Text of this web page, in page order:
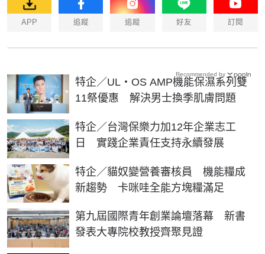
APP 追蹤 追蹤 好友 訂閱
特企／UL・OS AMP機能保濕系列雙
11祭優惠 解決男士換季肌膚問題
特企／台灣保樂力加12年企業志工
日 實踐企業責任支持永續發展
特企／貓奴變營養審核員 機能糧成
新趨勢 卡咪哇全能方塊糧滿足
第九屆國際青年創業論壇落幕 新書
發表大專院校教授齊聚見證
Recommended by